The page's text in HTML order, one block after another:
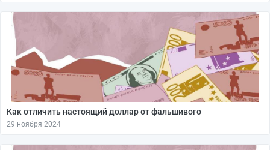
Как отличить настоящий доллар от фальшивого
29 ноября 2024